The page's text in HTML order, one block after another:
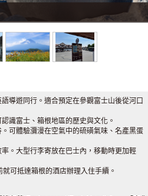
導遊同行。適合預定在參觀富士山後從河口
識富士、箱根地區的歷史與文化。
可體驗瀰漫在空氣中的硫磺氣味、名產黑蛋
。大型行李寄放在巴士內，移動時更加輕
可抵達箱根的酒店辦理入住手續。